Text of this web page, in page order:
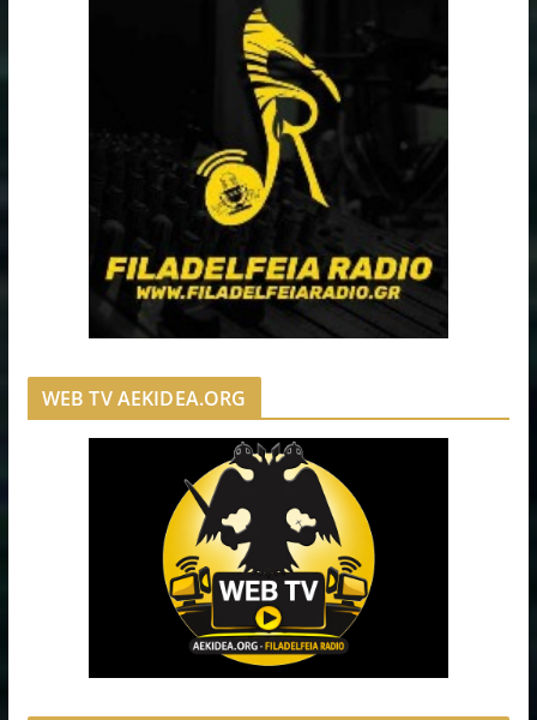
WEB TV AEKIDEA.ORG